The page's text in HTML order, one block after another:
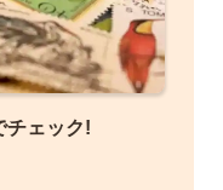
チェック!